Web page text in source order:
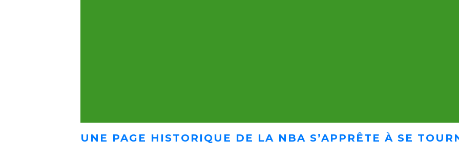
UNE PAGE HISTORIQUE DE LA NBA S’APPRÊTE À SE